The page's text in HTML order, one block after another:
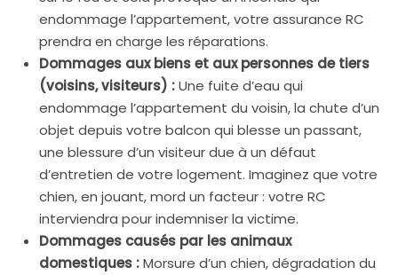
endommage l’appartement, votre assurance RC
prendra en charge les réparations.
Dommages aux biens et aux personnes de tiers
(voisins, visiteurs) :Une fuite d’eau qui
endommage l’appartement du voisin, la chute d’un
objet depuis votre balcon qui blesse un passant,
une blessure d’un visiteur due à un défaut
d’entretien de votre logement. Imaginez que votre
chien, en jouant, mord un facteur : votre RC
interviendra pour indemniser la victime.
Dommages causés par les animaux
domestiques :Morsure d’un chien, dégradation du